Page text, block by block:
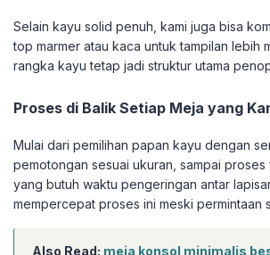
Selain kayu solid penuh, kami juga bisa
top marmer atau kaca untuk tampilan lebih
rangka kayu tetap jadi struktur utama
Proses di Balik Setiap Meja yang
Mulai dari pemilihan papan kayu dengan
pemotongan sesuai ukuran, sampai
yang butuh waktu pengeringan antar
mempercepat proses ini meski permintaan
Also Read: meja konsol minimalis